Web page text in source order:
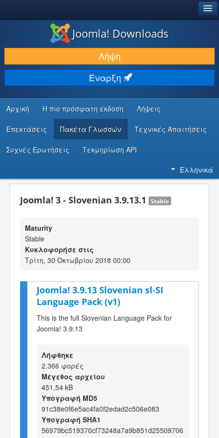
ΛΉΨΕΙΣ & ΕΠΕΚΤΆΣΕΙΣ
ΕΎΡΕΣΗ & ΜΆΘΗΣΗ
ΚΟΙΝΌΤΗΤΑ & ΥΠΟΣΤΉΡΙΞΗ
ΠΌΡΟΙ ΠΡΟΓΡΑΜΜΑΤΙΣΤΏΝ
Joomla! Downloads
Λήψη
Έναρξη
Αρχική Η πιο πρόσφατη έκδοση Λήψεις
Επεκτάσεις Πακέτα Γλωσσών Τεχνικές Απαιτήσεις
Συχνές Ερωτήσεις Τεκμηρίωση API
Ελληνικά
Joomla! 3 - Slovenian 3.9.13.1 Stable
Maturity
Stable
Κυκλοφορήσε στις
Τρίτη, 30 Οκτωβρίου 2018 00:00
Joomla! 3.9.13 Slovenian sl-SI
Language Pack (v1)
This is the full Slovenian Language Pack for
Joomla! 3.9.13
Λήφθηκε
2.366 φορές
Μέγεθος αρχείου
451,54 kB
Υπογραφή MD5
91c38e0f6e5ac4fa0f2edad2c506e083
Υπογραφή SHA1
56979bc519370cf73248a7a9b851d25509706